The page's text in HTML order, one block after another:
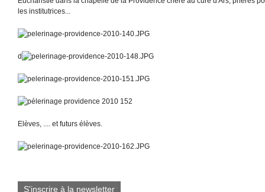
les institutrices...
d
Elèves, .... et futurs élèves.
S'inscrire à la newsletter